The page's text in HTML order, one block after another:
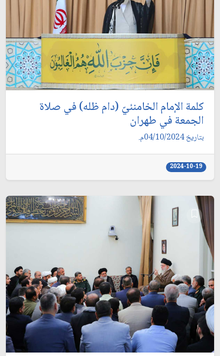
كلمة الإمام الخامنئيّ (دام ظله) في صلاة
الجمعة في طهران
بتاريخ 04/10/2024م.
2024-10-19